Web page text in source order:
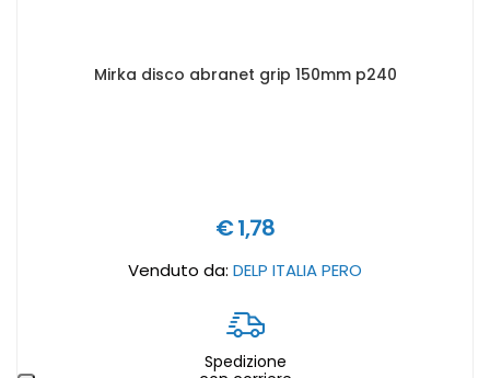
Mirka disco abranet grip 150mm p240
€ 1,78
Venduto da: DELP ITALIA PERO
Spedizione